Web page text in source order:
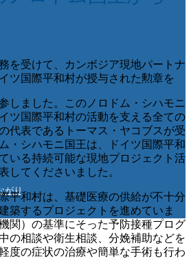
がり
を受けて、カンボジア現地パートナ
ツ国際平和村が授与された勲章を
しました。このノロドム・シハモニ
ツ国際平和村の活動を支える全ての
代表であるトーマス・ヤコブスが受
・シハモニ国王は、ドイツ国際平和
いる持続可能な現地プロジェクト活
してくださいました。
平和村は、基礎医療の供給が不十分
築するプロジェクトを進めていま
関）の基準にそった予防接種プログ
の相談や衛生相談、分娩補助などを
度の症状の治療や簡単な手術も行わ